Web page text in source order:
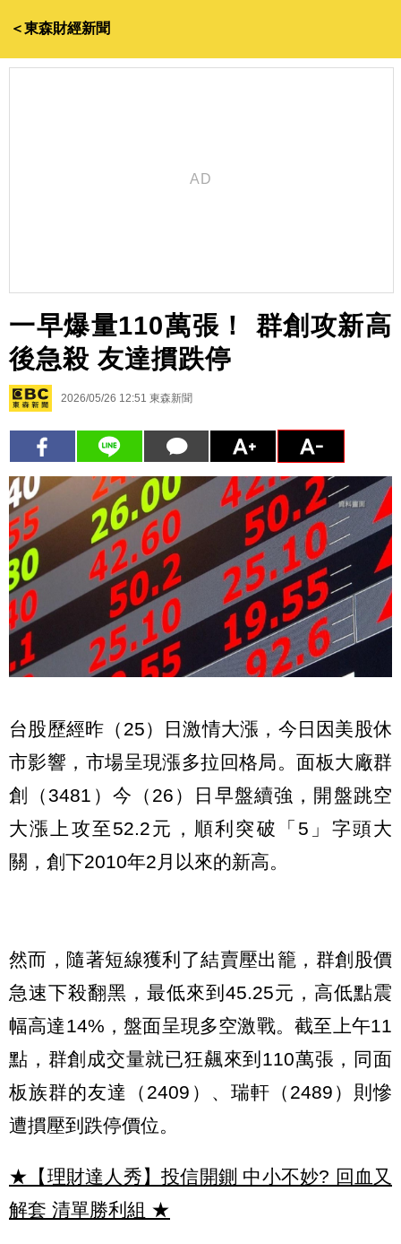
＜東森財經新聞
一早爆量110萬張！ 群創攻新高
後急殺 友達摜跌停
2026/05/26 12:51 東森新聞
台股歷經昨（25）日激情大漲，今日因美股休
市影響，市場呈現漲多拉回格局。面板大廠群
創（3481）今（26）日早盤續強，開盤跳空
大漲上攻至52.2元，順利突破「5」字頭大
關，創下2010年2月以來的新高。
然而，隨著短線獲利了結賣壓出籠，群創股價
急速下殺翻黑，最低來到45.25元，高低點震
幅高達14%，盤面呈現多空激戰。截至上午11
點，群創成交量就已狂飆來到110萬張，同面
板族群的友達（2409）、瑞軒（2489）則慘
遭摜壓到跌停價位。
★【理財達人秀】投信開鍘 中小不妙? 回血又
解套 清單勝利組 ★